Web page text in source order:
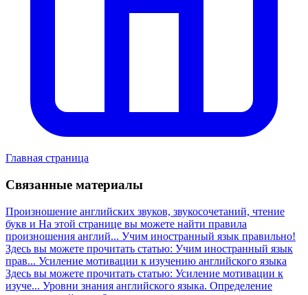
Главная страница
Связанные материалы
Произношение английских звуков, звукосочетаний, чтение
букв и На этой странице вы можете найти правила
произношения англий... Учим иностранный язык правильно!
Здесь вы можете прочитать статью: Учим иностранный язык
прав... Усиление мотивации к изучению английского языка
Здесь вы можете прочитать статью: Усиление мотивации к
изуче... Уровни знания английского языка. Определение